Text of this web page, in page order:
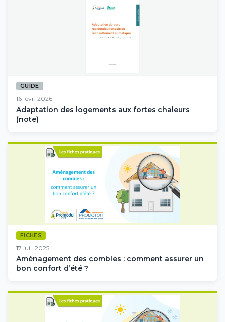
GUIDE
16 févr. 2026
Adaptation des logements aux fortes chaleurs
(note)
FICHES
17 juil. 2025
Aménagement des combles : comment assurer un
bon confort d’été ?